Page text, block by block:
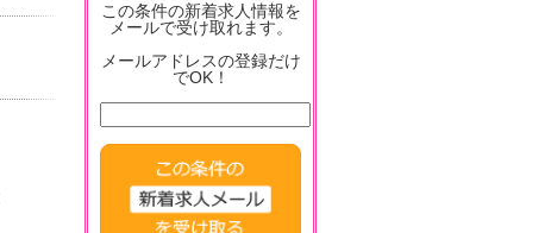
この条件の新着求人情報を
メールで受け取れます。
メールアドレスの登録だけ
でOK！